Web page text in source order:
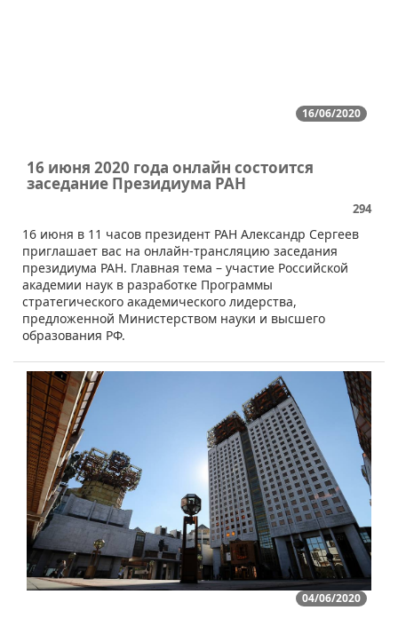
16/06/2020
16 июня 2020 года онлайн состоится
заседание Президиума РАН
294
​16 июня в 11 часов президент РАН Александр Сергеев
приглашает вас на онлайн-трансляцию заседания
президиума РАН. Главная тема – участие Российской
академии наук в разработке Программы
стратегического академического лидерства,
предложенной Министерством науки и высшего
образования РФ.
04/06/2020